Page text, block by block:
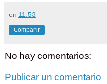
en 11:53
Compartir
No hay comentarios:
Publicar un comentario